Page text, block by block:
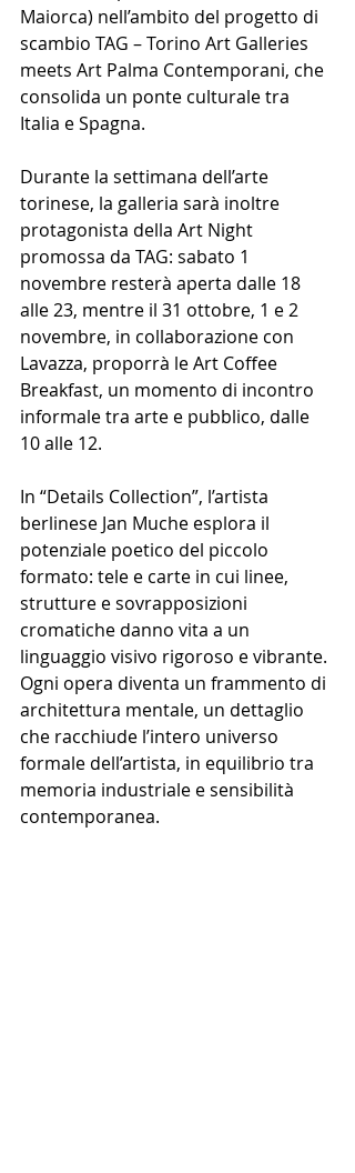
Maiorca) nell’ambito del progetto di
scambio TAG – Torino Art Galleries
meets Art Palma Contemporani, che
consolida un ponte culturale tra
Italia e Spagna.
Durante la settimana dell’arte
torinese, la galleria sarà inoltre
protagonista della Art Night
promossa da TAG: sabato 1
novembre resterà aperta dalle 18
alle 23, mentre il 31 ottobre, 1 e 2
novembre, in collaborazione con
Lavazza, proporrà le Art Coffee
Breakfast, un momento di incontro
informale tra arte e pubblico, dalle
10 alle 12.
In “Details Collection”, l’artista
berlinese Jan Muche esplora il
potenziale poetico del piccolo
formato: tele e carte in cui linee,
strutture e sovrapposizioni
cromatiche danno vita a un
linguaggio visivo rigoroso e vibrante.
Ogni opera diventa un frammento di
architettura mentale, un dettaglio
che racchiude l’intero universo
formale dell’artista, in equilibrio tra
memoria industriale e sensibilità
contemporanea.